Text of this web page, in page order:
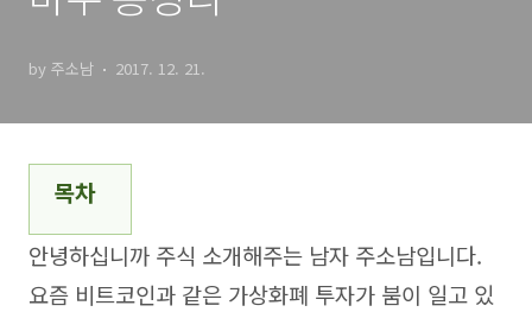
by 주소남 2017. 12. 21.
목차
안녕하십니까 주식 소개해주는 남자 주소남입니다.
요즘 비트코인과 같은 가상화폐 투자가 붐이 일고 있